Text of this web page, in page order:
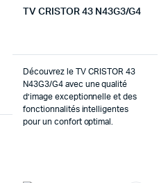
TV CRISTOR 43 N43G3/G4
Découvrez le TV CRISTOR 43
N43G3/G4 avec une qualité
d’image exceptionnelle et des
fonctionnalités intelligentes
pour un confort optimal.